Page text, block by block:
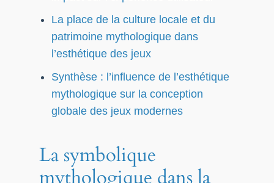
La place de la culture locale et du
patrimoine mythologique dans
l’esthétique des jeux
Synthèse : l’influence de l’esthétique
mythologique sur la conception
globale des jeux modernes
La symbolique
mythologique dans la